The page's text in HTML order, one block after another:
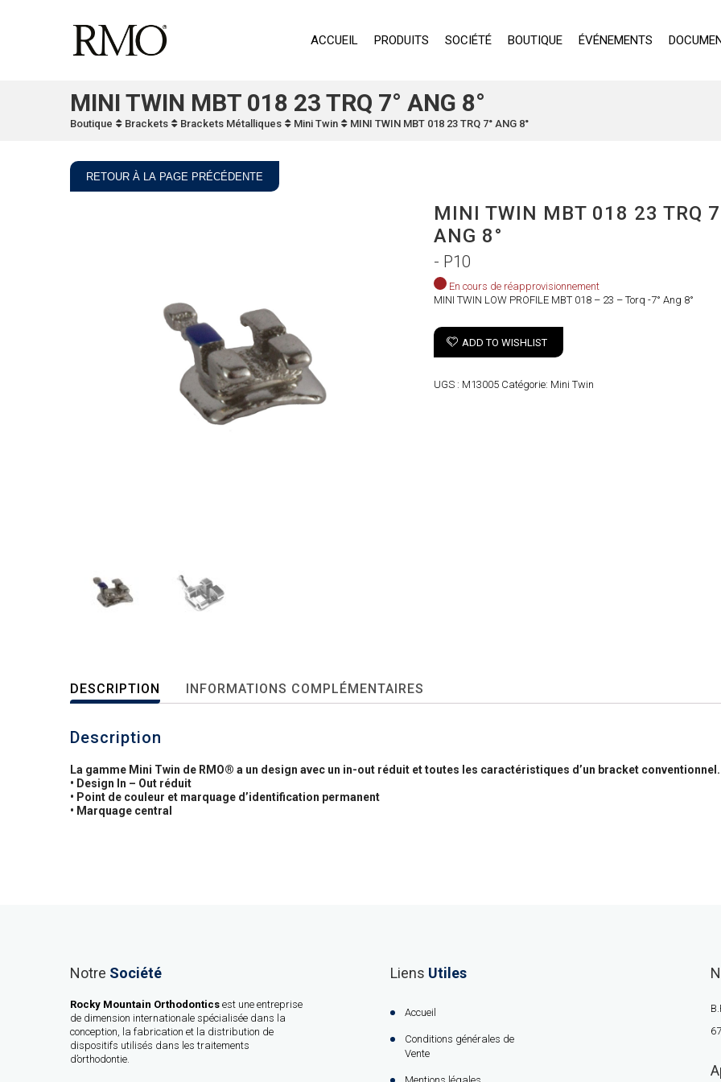
ACCUEIL PRODUITS SOCIÉTÉ BOUTIQUE ÉVÉNEMENTS
MINI TWIN MBT 018 23 TRQ 7° ANG 8°
Boutique Brackets Brackets Métalliques Mini Twin MINI TWIN MBT 018 23 TRQ 7° ANG 8°
RETOUR À LA PAGE PRÉCÉDENTE
MINI TWIN MBT 018 23 TRQ
ANG 8°
- P10
En cours de réapprovisionnement
MINI TWIN LOW PROFILE MBT 018 – 23 – Torq -7° Ang 8°
ADD TO WISHLIST
UGS : M13005 Catégorie: Mini Twin
DESCRIPTION INFORMATIONS COMPLÉMENTAIRES
Description
La gamme Mini Twin de RMO® a un design avec un in-out réduit et toutes les caractéristiques d’un bracket conventionnel.
• Design In – Out réduit
• Point de couleur et marquage d’identification permanent
• Marquage central
Notre Société
Rocky Mountain Orthodontics est une entreprise
de dimension internationale spécialisée dans la
conception, la fabrication et la distribution de
dispositifs utilisés dans les traitements
d’orthodontie.
Liens Utiles
Accueil
Conditions générales de
Vente